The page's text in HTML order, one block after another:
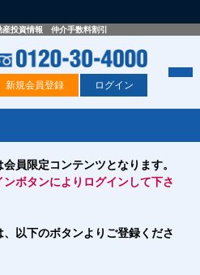
産投資情報 仲介手数料割引
新規会員登録 ログイン
員限定コンテンツとなります。
ボタンによりログインして下さ
以下のボタンよりご登録くださ